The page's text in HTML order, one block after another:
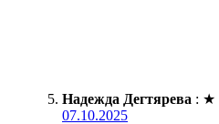
Надежда Дегтярева : ★
07.10.2025